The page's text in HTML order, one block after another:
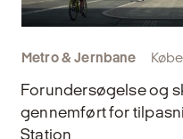
Metro & Jernbane
Forundersøgelse og
gennemført for
Station